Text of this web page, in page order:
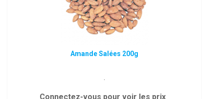
Amande Salées 200g
.
Connectez-vous pour voir les prix